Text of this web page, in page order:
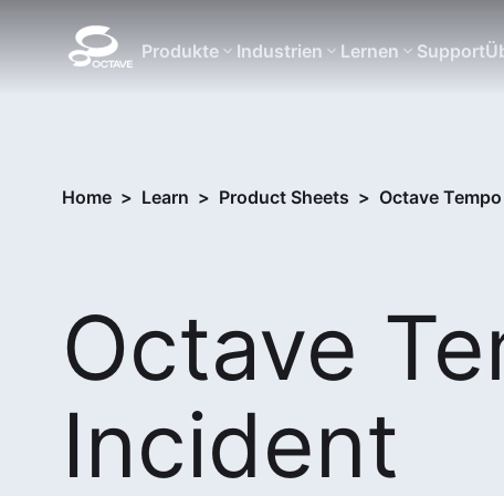
Produkte Industrien Lernen Support
Home > Learn > Product Sheets > Octave
Octave
Incident